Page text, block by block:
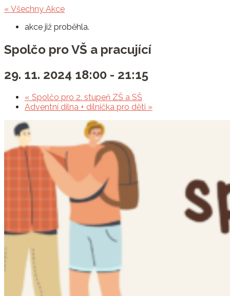
« Všechny Akce
akce již proběhla.
Spolčo pro VŠ a pracující
29. 11. 2024 18:00 - 21:15
« Spolčo pro 2. stupeň ZŠ a SŠ
Adventní dílna + dílnička pro děti »